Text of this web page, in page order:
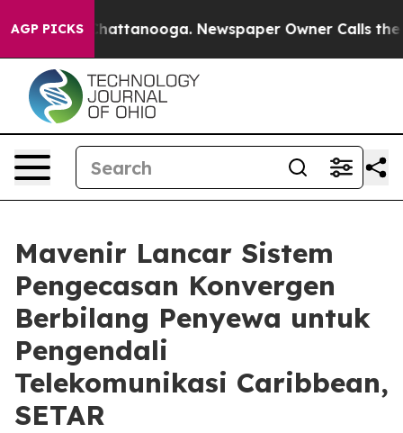
AGP PICKS
in Chattanooga. Newspaper Owner Calls the
Mavenir Lancar Sistem
Pengecasan Konvergen
Berbilang Penyewa untuk
Pengendali
Telekomunikasi Caribbean,
SETAR